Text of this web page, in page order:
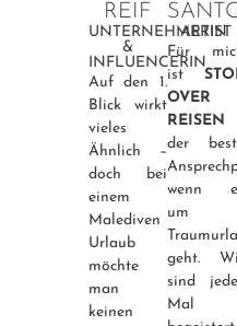
REIF
UNTERNEHMERIN
&
INFLUENCERIN
Auf den 1.
Blick wirkt
vieles
Ähnlich –
doch bei
einem
Malediven
Urlaub
möchte
man
keinen
ARTIST
Für
ist
OVER
REISEN
der
wenn
um
geht.
sind
Mal